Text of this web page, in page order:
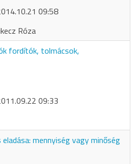
09:58
Róza
fordítók, tolmácsok,
09:33
mennyiség vagy minőség